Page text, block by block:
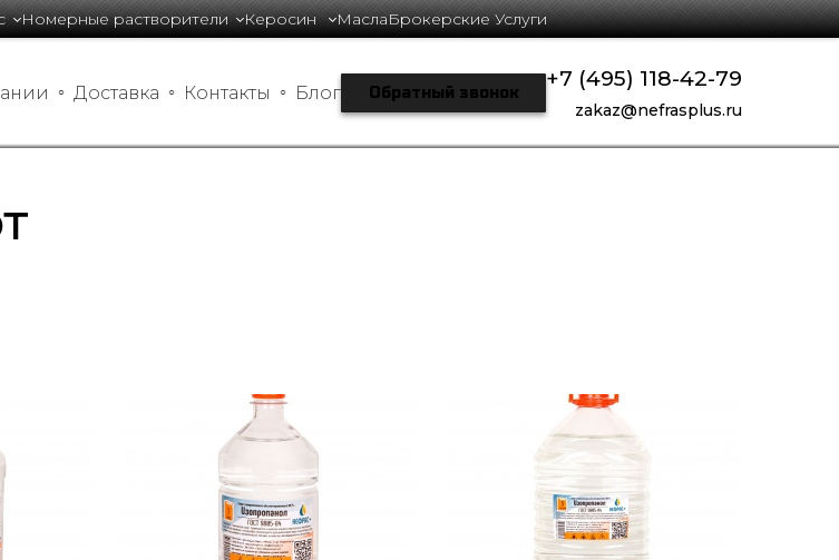
Номерные растворители Керосин МаслаБрокерские Услуги
+7 (495) 118-42-79
zakaz@nefrasplus.ru
Обратный звонок
Доставка Контакты Блог